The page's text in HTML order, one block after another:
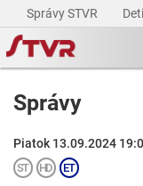
Správy STVR Deti
Správy
Piatok 13.09.2024